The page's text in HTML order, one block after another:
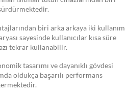
biri arka arkaya iki kullanım
sayesinde kullanıcılar kısa süre
tekrar kullanabilir.
tasarımı ve dayanıklı gövdesi
oldukça başarılı performans